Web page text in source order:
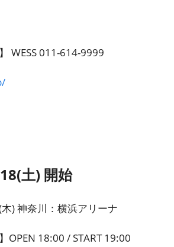
WESS 011-614-9999
土) 開始
) 神奈川：横浜アリーナ
OPEN 18:00 / START 19:00